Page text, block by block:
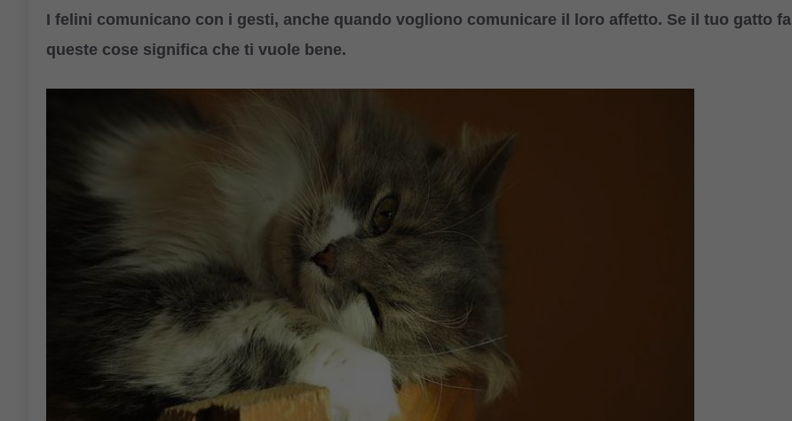
I felini comunicano con i gesti, anche quando vogliono comunicare il loro affetto. Se il tuo gatto fa
queste cose significa che ti vuole bene.